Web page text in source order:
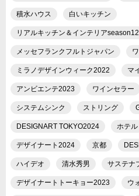
積水ハウス 白いキッチン
リアルキッチン＆インテリアseason12
メッセフランクフルトジャパン
ミラノデザインウィーク2022 マ
アンビエンテ2023 ワインセラー
システムシンク ストリング
DESIGNART TOKYO2024 ホテル
デザイナート2024 京都
ハイデオ 清水秀男 サステナ
デザイナートトーキョー2023 ウ